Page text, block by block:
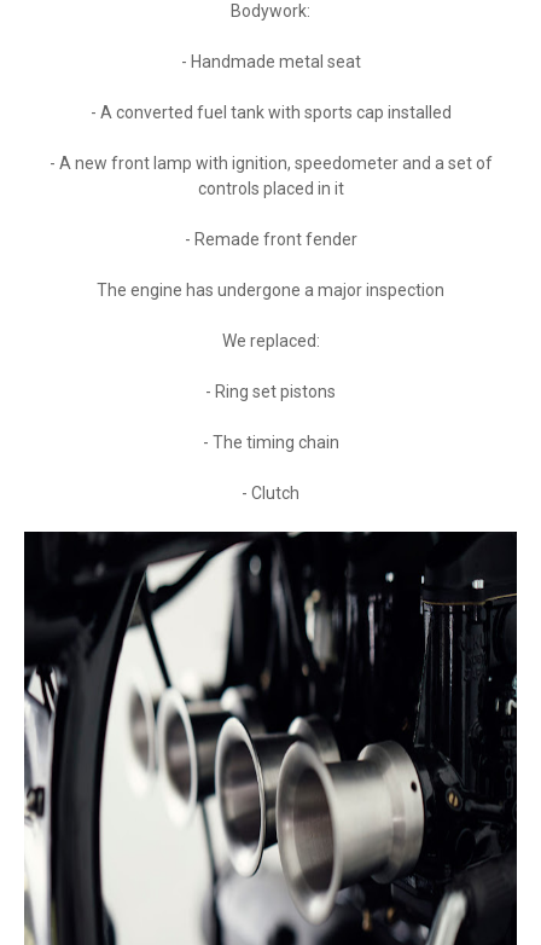
Bodywork:
- Handmade metal seat
- A converted fuel tank with sports cap installed
- A new front lamp with ignition, speedometer and a set of
controls placed in it
- Remade front fender
The engine has undergone a major inspection
We replaced:
- Ring set pistons
- The timing chain
- Clutch